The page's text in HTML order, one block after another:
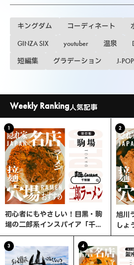
キングダム コーディネート
GINZA SIX youtuber 温泉
短編集 グラデーション J-POP
Weekly Ranking人気記事
1
初心者にもやさしい！目黒・駒
場の二郎系インスパイア「千里
眼」へ行ってみた
2
旭川
しょ
3 4